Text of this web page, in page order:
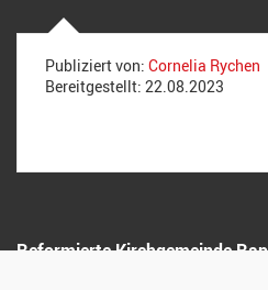
Reformierte Kirchgemeinde
Publiziert von: Cornelia Rychen
Bereitgestellt: 22.08.2023